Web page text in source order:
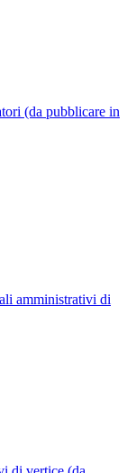
(da pubblicare in
amministrativi di